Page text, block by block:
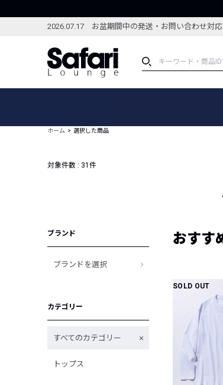
2026.07.17 お盆期間中の発送・お問い合わせ対
ブランドから探す
新着アイテム
セール
編集部
ホーム 選択した商品
対象件数 : 31 件
ブランド
ブランドを選択
カテゴリー
すべてのカテゴリー
トップス
おすす
SOLD OUT